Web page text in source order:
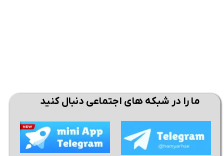
ما را در شبکه های اجتماعی دنبال کنید